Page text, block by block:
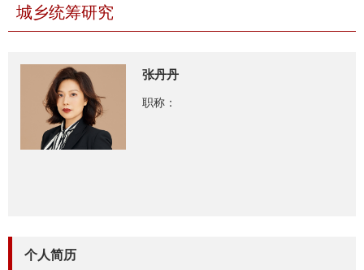
城乡统筹研究
张丹丹
职称：
个人简历